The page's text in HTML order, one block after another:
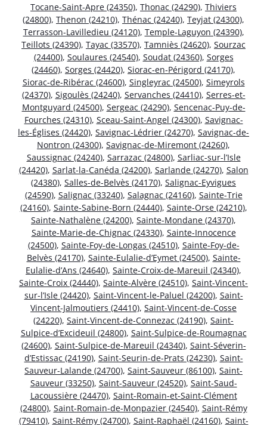
Tocane-Saint-Apre (24350), Thonac (24290), Thiviers
(24800), Thenon (24210), Thénac (24240), Teyjat (24300),
Terrasson-Lavilledieu (24120), Temple-Laguyon (24390),
Teillots (24390), Tayac (33570), Tamniès (24620), Sourzac
(24400), Soulaures (24540), Soudat (24360), Sorges
(24460), Sorges (24420), Siorac-en-Périgord (24170),
Siorac-de-Ribérac (24600), Singleyrac (24500), Simeyrols
(24370), Sigoulès (24240), Servanches (24410), Serres-et-
Montguyard (24500), Sergeac (24290), Sencenac-Puy-de-
Fourches (24310), Sceau-Saint-Angel (24300), Savignac-
les-Églises (24420), Savignac-Lédrier (24270), Savignac-de-
Nontron (24300), Savignac-de-Miremont (24260),
Saussignac (24240), Sarrazac (24800), Sarliac-sur-l’Isle
(24420), Sarlat-la-Canéda (24200), Sarlande (24270), Salon
(24380), Salles-de-Belvès (24170), Salignac-Eyvigues
(24590), Salignac (33240), Salagnac (24160), Sainte-Trie
(24160), Sainte-Sabine-Born (24440), Sainte-Orse (24210),
Sainte-Nathalène (24200), Sainte-Mondane (24370),
Sainte-Marie-de-Chignac (24330), Sainte-Innocence
(24500), Sainte-Foy-de-Longas (24510), Sainte-Foy-de-
Belvès (24170), Sainte-Eulalie-d’Eymet (24500), Sainte-
Eulalie-d’Ans (24640), Sainte-Croix-de-Mareuil (24340),
Sainte-Croix (24440), Sainte-Alvère (24510), Saint-Vincent-
sur-l’Isle (24420), Saint-Vincent-le-Paluel (24200), Saint-
Vincent-Jalmoutiers (24410), Saint-Vincent-de-Cosse
(24220), Saint-Vincent-de-Connezac (24190), Saint-
Sulpice-d’Excideuil (24800), Saint-Sulpice-de-Roumagnac
(24600), Saint-Sulpice-de-Mareuil (24340), Saint-Séverin-
d’Estissac (24190), Saint-Seurin-de-Prats (24230), Saint-
Sauveur-Lalande (24700), Saint-Sauveur (86100), Saint-
Sauveur (33250), Saint-Sauveur (24520), Saint-Saud-
Lacoussière (24470), Saint-Romain-et-Saint-Clément
(24800), Saint-Romain-de-Monpazier (24540), Saint-Rémy
(79410), Saint-Rémy (24700), Saint-Raphaël (24160), Saint-